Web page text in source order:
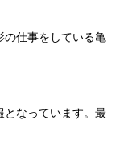
仕事をしている亀
となっています。最